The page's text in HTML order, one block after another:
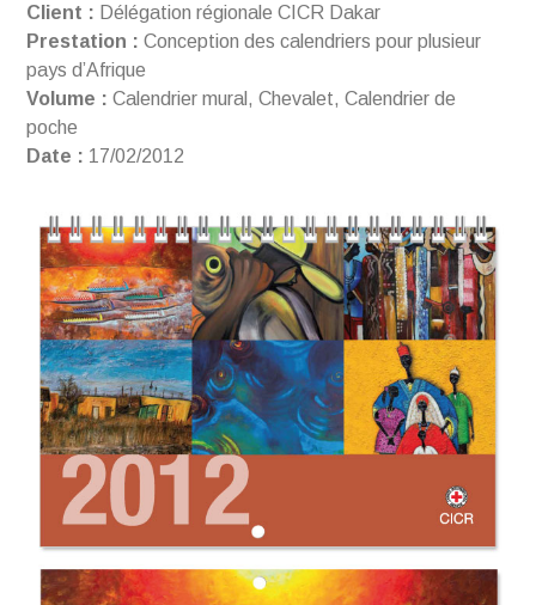
Client : Délégation régionale CICR Dakar
Prestation : Conception des calendriers pour plusieur
pays d’Afrique
Volume : Calendrier mural, Chevalet, Calendrier de
poche
Date : 17/02/2012